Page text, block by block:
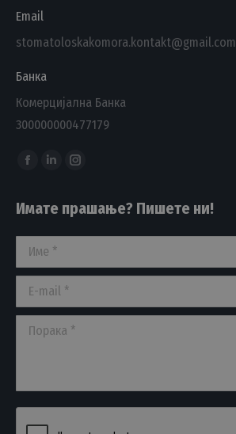
Email
stomatoloskakomora.kontakt@gmail.com
Банка
Комерцијална Банка
300000000477179
Find us on:
Facebook
opens
new
window
Linkedin
opens
new
window
Instagram
opens
window
Имате прашање? Пишете ни!
Име *
E-mail *
Порака *